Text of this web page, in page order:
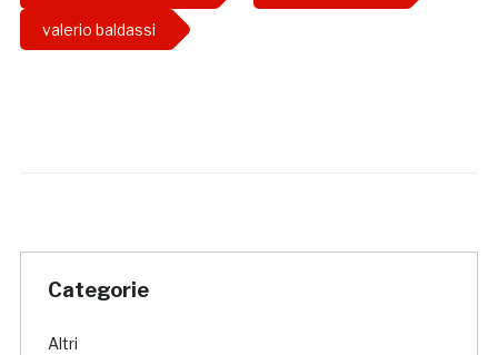
valerio baldassi
Categorie
Altri